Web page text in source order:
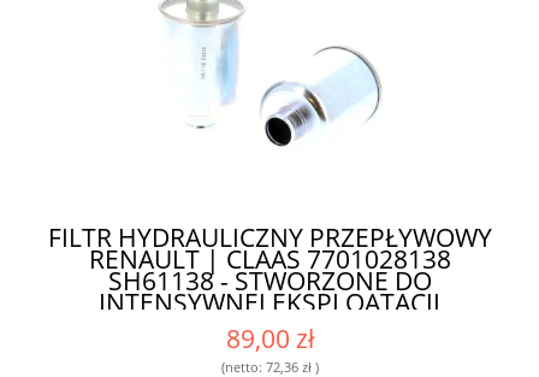
FILTR HYDRAULICZNY PRZEPŁYWOWY
RENAULT | CLAAS 7701028138
SH61138 - STWORZONE DO
INTENSYWNEJ EKSPLOATACJI
89,00 zł
(netto: 72,36 zł)